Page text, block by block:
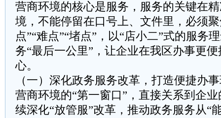
营商环境的核心是服务，服务的关键在
境，不能停留在口号上、文件里，必须
点”“难点”“堵点”，以“店小二”式的服务
务“最后一公里”，让企业在我区办事更
心。
（一）深化政务服务改革，打造便捷办
营商环境的“第一窗口”，直接关系到企
续深化“放管服”改革，推动政务服务从“